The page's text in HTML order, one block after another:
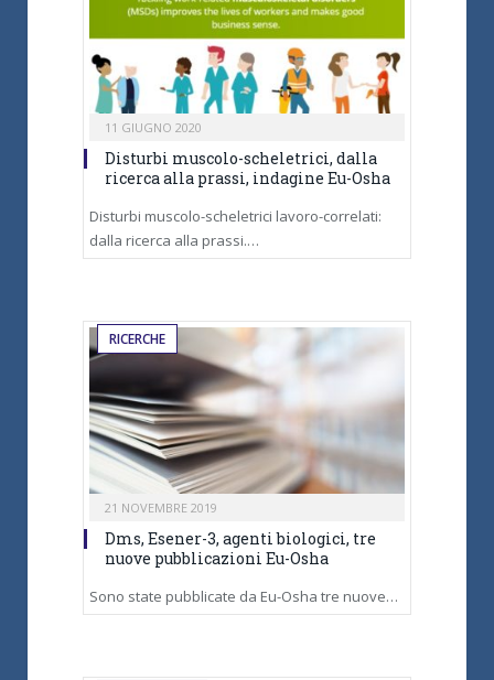
11 GIUGNO 2020
Disturbi muscolo-scheletrici, dalla
ricerca alla prassi, indagine Eu-Osha
Disturbi muscolo-scheletrici lavoro-correlati:
dalla ricerca alla prassi.…
RICERCHE
21 NOVEMBRE 2019
Dms, Esener-3, agenti biologici, tre
nuove pubblicazioni Eu-Osha
Sono state pubblicate da Eu-Osha tre nuove…